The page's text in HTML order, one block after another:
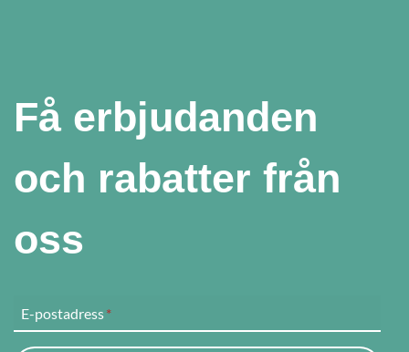
Få erbjudanden
och rabatter från
oss
E-postadress*